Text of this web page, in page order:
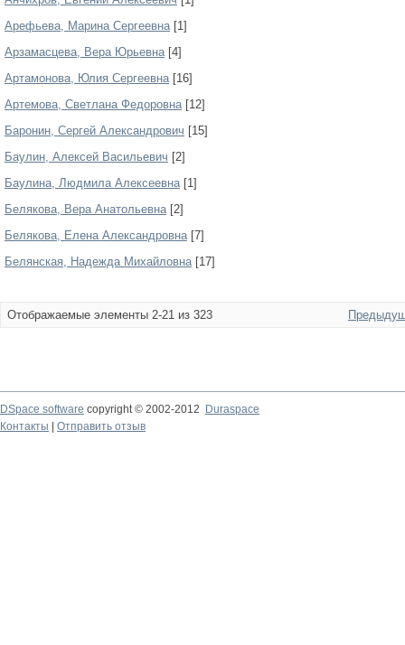
Арефьева, Марина Сергеевна[1]
Арзамасцева, Вера Юрьевна[4]
Артамонова, Юлия Сергеевна[16]
Артемова, Светлана Федоровна[12]
Баронин, Сергей Александрович [15]
Баулин, Алексей Васильевич [2]
Баулина, Людмила Алексеевна[1]
Белякова, Вера Анатольевна[2]
Белякова, Елена Александровна[7]
Белянская, Надежда Михайловна[17]
Отображаемые элементы 2-21 из 323
DSpace software copyright © 2002-2012
Duraspace
Контакты
Отправить отзыв